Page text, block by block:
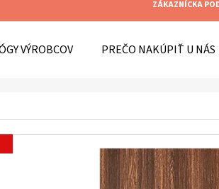
ZÁKAZNÍCKA
VÝROBCOV PREČO NAKÚPIŤ U NÁS
HĽADAŤ